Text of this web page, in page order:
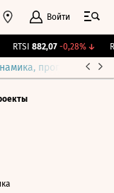
Войти
RTSI 882,07 -0,28%↓
прогнозы